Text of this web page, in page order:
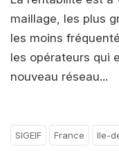
maillage, les plus
les moins
les opérateurs qui
nouveau réseau...
SIGEIF France Ile-